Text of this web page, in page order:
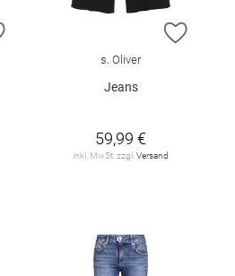
ZUR WUNSCHLISTE HINZUFÜGEN
ZUR
s. Oliver
Jeans
59,99 €
inkl. MwSt. zzgl. Versand